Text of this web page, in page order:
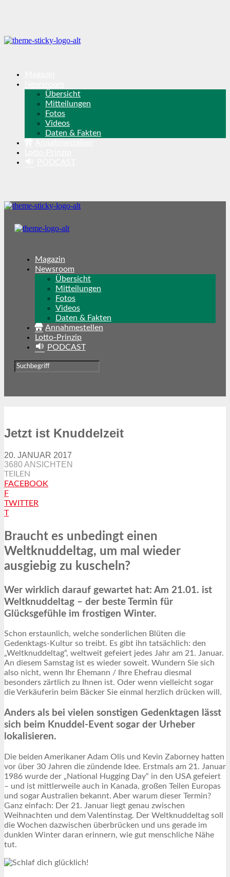
Übersicht
Mitteilungen
Fotos
Videos
Daten & Fakten
Magazin
Newsroom
Übersicht
Mitteilungen
Fotos
Videos
Daten & Fakten
Annahmestellen
Lotto-Prinzip
PODCAST
Jetzt ist Knuddelzeit
20. JANUAR 2017
3680 ANSICHTEN
TEILEN
FACEBOOK
F
TWITTER
T
Braucht es unbedingt einen
Weltknuddeltag, um mal wieder
ausgiebig zu kuscheln?
Wer wirklich darauf gewartet hat: Am 21.01. ist
Weltknuddeltag – der beste Termin für
Glücksgefühle im frostigen Winter.
Schon erstaunlich, welche sonderlichen Blüten die
Gedenktags-Kultur so treibt. Es gibt ihn tatsächlich: den
„Weltknuddeltag“, weltweit gefeiert jedes Jahr am 21. Januar.
An diesem Samstag ist es wieder soweit. Wundern Sie sich
also nicht, wenn Ihr Ehemann / Ihre Ehefrau diesmal
besonders zärtlich zu Ihnen ist. Oder wenn vielleicht sogar
die Verkäuferin beim Bäcker Sie einmal herzlich drücken will.
Anders als bei vielen sonstigen Gedenktagen lässt
sich beim Knuddel-Event sogar der Urheber
lokalisieren.
Die beiden Amerikaner Adam Olis und Kevin Zaborney hatten
vor über 30 Jahren die zündende Idee. Erstmals am 21. Januar
1986 wurde der „National Hugging Day“ in den USA gefeiert
– und ist mittlerweile auch in Kanada, großen Teilen Europas
und sogar Australien bekannt. Aber warum dieser Termin?
Ganz einfach: Der 21. Januar liegt genau zwischen
Weihnachten und dem Valentinstag. Der Weltknuddeltag soll
die Wochen dazwischen überbrücken und uns gerade im
dunklen Winter daran erinnern, wie gut menschliche Nähe
tut.